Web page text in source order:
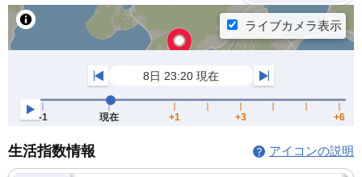
生活指数情報 アイコンの説明